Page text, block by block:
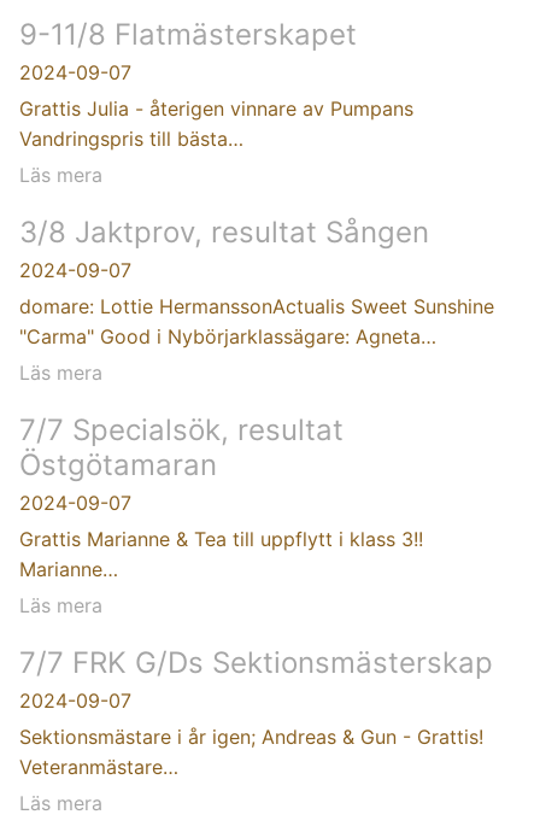
9-11/8 Flatmästerskapet
2024-09-07
Grattis Julia - återigen vinnare av Pumpans
Vandringspris till bästa…
Läs mera
3/8 Jaktprov, resultat Sången
2024-09-07
domare: Lottie HermanssonActualis Sweet Sunshine
"Carma" Good i Nybörjarklassägare: Agneta…
Läs mera
7/7 Specialsök, resultat
Östgötamaran
2024-09-07
Grattis Marianne & Tea till uppflytt i klass 3!!
Marianne…
Läs mera
7/7 FRK G/Ds Sektionsmästerskap
2024-09-07
Sektionsmästare i år igen; Andreas & Gun - Grattis!
Veteranmästare…
Läs mera